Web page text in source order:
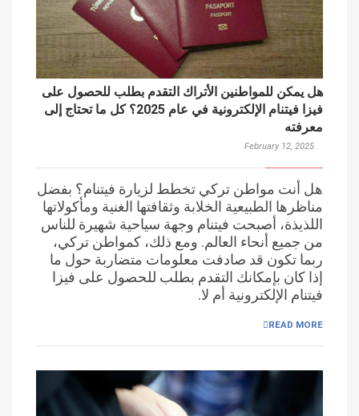
هل يمكن للمواطنين الأتراك التقدم بطلب للحصول على
فيزا فيتنام الإلكترونية في عام 2025؟ كل ما تحتاج إلى
معرفته
February 12, 2025
هل أنت مواطن تركي تخطط لزيارة فيتنام؟ بفضل
مناظرها الطبيعية الخلابة وثقافتها الغنية ومأكولاتها
اللذيذة، أصبحت فيتنام وجهة سياحية شهيرة للناس
من جميع أنحاء العالم. ومع ذلك، كمواطن تركي،
ربما تكون قد صادفت معلومات متضاربة حول ما
إذا كان بإمكانك التقدم بطلب للحصول على فيزا
فيتنام الإلكترونية أم لا.
READ MORE